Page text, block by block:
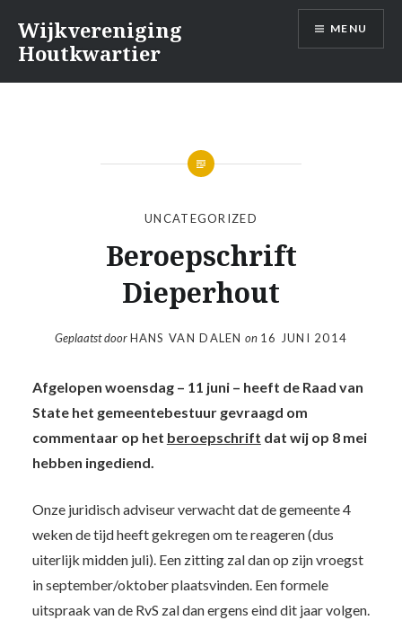
inhoud
Wijkvereniging
Houtkwartier
MENU
UNCATEGORIZED
Beroepschrift
Dieperhout
Geplaatst doorHANS VAN DALEN on 16 JUNI 2014
Afgelopen woensdag – 11 juni – heeft de Raad van
State het gemeentebestuur gevraagd om
commentaar op het beroepschrift dat wij op 8 mei
hebben ingediend.
Onze juridisch adviseur verwacht dat de gemeente 4
weken de tijd heeft gekregen om te reageren (dus
uiterlijk midden juli). Een zitting zal dan op zijn vroegst
in september/oktober plaatsvinden. Een formele
uitspraak van de RvS zal dan ergens eind dit jaar volgen.